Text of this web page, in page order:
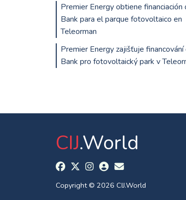
Premier Energy obtiene financiación
Bank para el parque fotovoltaico en
Teleorman
Premier Energy zajišťuje financování
Bank pro fotovoltaický park v
CIJ.World
Copyright © 2026 CIJ.World